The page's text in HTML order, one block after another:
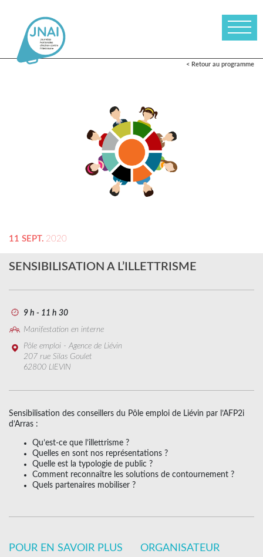
< Retour au programme
11 SEPT. 2020
SENSIBILISATION A L’ILLETTRISME
9 h - 11 h 30
Manifestation en interne
Pôle emploi - Agence de Liévin
207 rue Silas Goulet
62800 LIEVIN
Sensibilisation des conseillers du Pôle emploi de Liévin par l’AFP2i
d’Arras :
Qu’est-ce que l’illettrisme ?
Quelles en sont nos représentations ?
Quelle est la typologie de public ?
Comment reconnaître les solutions de contournement ?
Quels partenaires mobiliser ?
POUR EN SAVOIR PLUS ORGANISATEUR